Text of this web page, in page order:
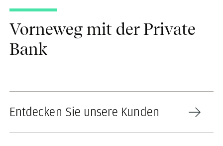
Vorneweg mit der Private
Bank
Entdecken Sie unsere Kunden